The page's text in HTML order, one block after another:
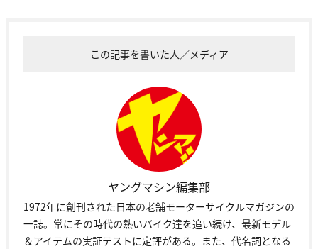
この記事を書いた人／メディア
ヤングマシン編集部
1972年に創刊された日本の老舗モーターサイクルマガジンの
一誌。常にその時代の熱いバイク達を追い続け、最新モデル
＆アイテムの実証テストに定評がある。また、代名詞となる